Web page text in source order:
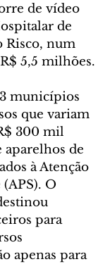
de vídeo
de
Risco, num
5,5 milhões.
municípios
que variam
300 mil
aparelhos de
à Atenção
O
para
apenas para